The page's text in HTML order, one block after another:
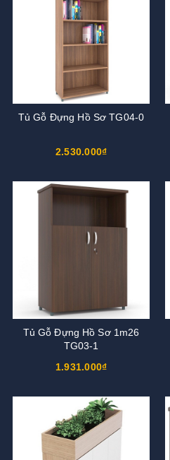
Tủ Gỗ Đựng Hồ Sơ TG04-0
2.530.000₫
Tủ Gỗ Đựng Hồ Sơ 1m26
TG03-1
1.931.000₫